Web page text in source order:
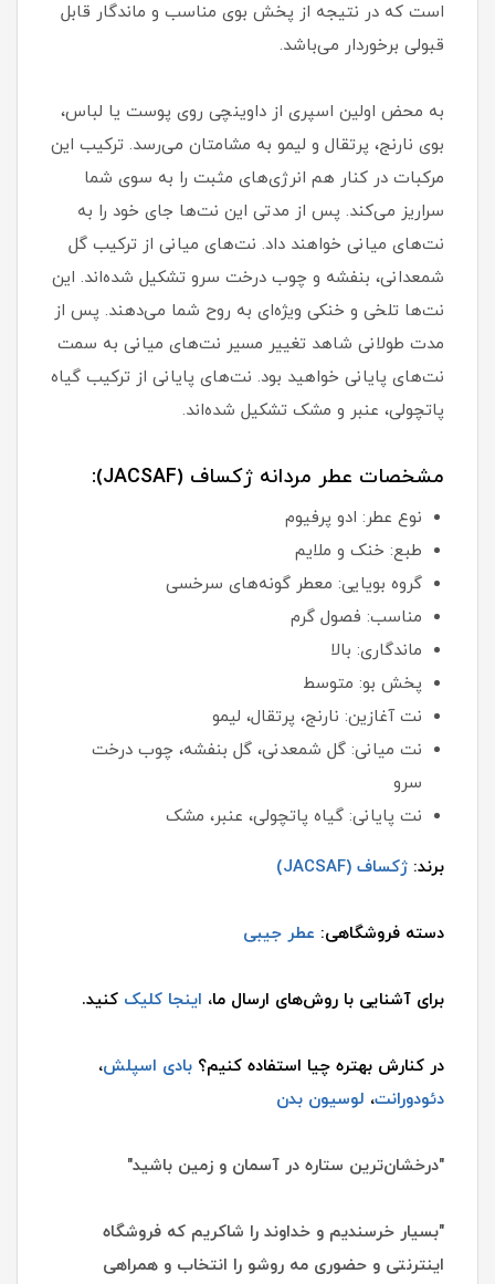
است که در نتیجه از پخش بوی مناسب و ماندگار قابل
قبولی برخوردار می‌باشد.
به محض اولین اسپری از داوینچی روی پوست یا لباس،
بوی نارنج، پرتقال و لیمو به مشامتان می‌رسد. ترکیب این
مرکبات در کنار هم انرژی‌های مثبت را به سوی شما
سراریز می‌کند. پس از مدتی این نت‌ها جای خود را به
نت‌های میانی خواهند داد. نت‌های میانی از ترکیب گل
شمعدانی، بنفشه و چوب درخت سرو تشکیل شده‌اند. این
نت‌ها تلخی و خنکی ویژه‌ای به روح شما می‌دهند. پس از
مدت طولانی شاهد تغییر مسیر نت‌های میانی به سمت
نت‌های پایانی خواهید بود. نت‌های پایانی از ترکیب گیاه
پاتچولی، عنبر و مشک تشکیل شده‌اند.
مشخصات عطر مردانه ژکساف (JACSAF):
نوع عطر: ادو پرفیوم
طبع: خنک و ملایم
گروه بویایی: معطر گونه‌های سرخسی
مناسب: فصول گرم
ماندگاری: بالا
پخش بو: متوسط
نت آغازین: نارنج، پرتقال، لیمو
نت میانی: گل شمعدنی، گل بنفشه، چوب درخت
سرو
نت پایانی: گیاه پاتچولی، عنبر، مشک
برند: ژکساف (JACSAF)
دسته فروشگاهی: عطر جیبی
برای آشنایی با روش‌های ارسال ما، اینجا کلیک کنید.
در کنارش بهتره چیا استفاده کنیم؟ بادی اسپلش،
دئودورانت، لوسیون بدن
"درخشان‌ترین ستاره در آسمان و زمین باشید"
"بسیار خرسندیم و خداوند را شاکریم که فروشگاه
اینترنتی و حضوری مه روشو را انتخاب و همراهی